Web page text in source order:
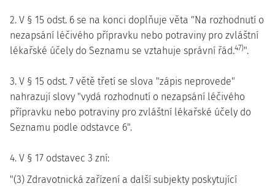
2. V § 15 odst. 6 se na konci doplňuje věta "Na rozhodnutí o
nezapsání léčivého přípravku nebo potraviny pro zvláštní
lékařské účely do Seznamu se vztahuje správní řád.47)".
3. V § 15 odst. 7 větě třetí se slova "zápis neprovede"
nahrazují slovy "vydá rozhodnutí o nezapsání léčivého
přípravku nebo potraviny pro zvláštní lékařské účely do
Seznamu podle odstavce 6".
4. V § 17 odstavec 3 zní:
"(3) Zdravotnická zařízení a další subjekty poskytující